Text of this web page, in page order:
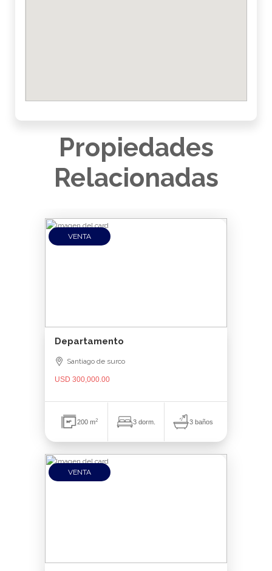
Propiedades
Relacionadas
VENTA
Departamento
Santiago de surco
USD 300,000.00
200 m2 3 dorm. 3 baños
VENTA